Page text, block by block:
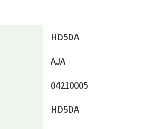
HD5DA
AJA
04210005
HD5DA